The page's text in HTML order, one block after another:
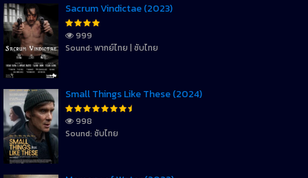
Sacrum Vindictae (2023)
999
Sound: พากย์ไทย | ซับไทย
Small Things Like These (2024)
998
Sound: ซับไทย